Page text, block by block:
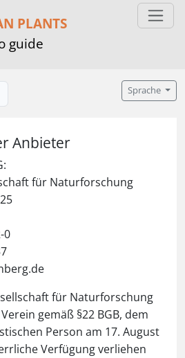
PLANTS
guide
Sprache
Anbieter
für Naturforschung
0
für Naturforschung
gemäß §22 BGB, dem
Person am 17. August
Verfügung verliehen